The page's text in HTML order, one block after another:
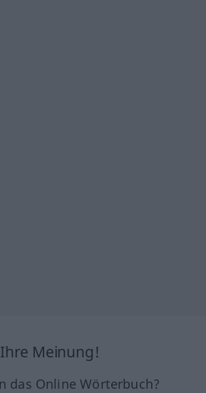
Meinung!
das Online Wörterbuch?